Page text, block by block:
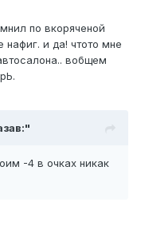
по вкоряченой
нафиг. и да! чтото мне
вобщем
-4 в очках никак